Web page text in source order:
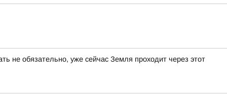
не обязательно, уже сейчас Земля проходит через этот